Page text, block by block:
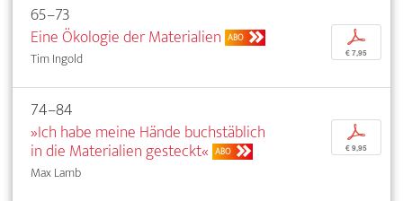
65–73
Eine Ökologie der Materialien ABO
Tim Ingold
p
€ 7,95
74–84
»Ich habe meine Hände buchstäblich
in die Materialien gesteckt« ABO
Max Lamb
p
€ 9,95